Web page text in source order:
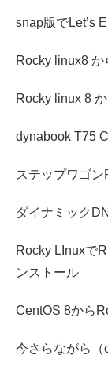
snap版でLet’s
Rocky linux8
Rocky linux 8
dynabook T75
ステップワゴ
ダイナミック
Rocky LInuxで
ンストール
CentOS 8から
今さらながら（